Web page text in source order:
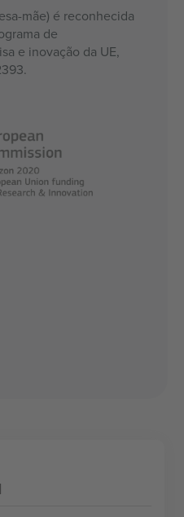
mãe) é reconhecida
de
e inovação da UE,